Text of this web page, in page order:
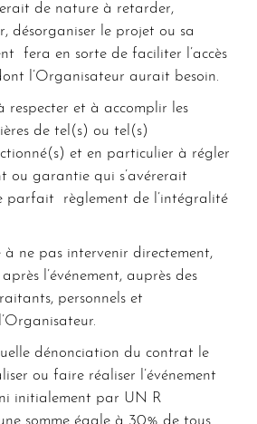
de nature à retarder,
désorganiser le projet ou sa
fera en sorte de faciliter l’accès
l’Organisateur aurait besoin.
respecter et à accomplir les
de tel(s) ou tel(s)
et en particulier à régler
ou garantie qui s’avérerait
parfait règlement de l’intégralité
à ne pas intervenir directement,
l’événement, auprès des
personnels et
dénonciation du contrat le
ou faire réaliser l’événement
initialement par UN R
somme égale à 30% de tous